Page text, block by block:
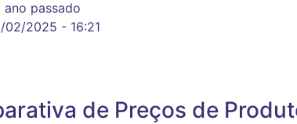
ano passado
02/2025 - 16:21
de Preços de